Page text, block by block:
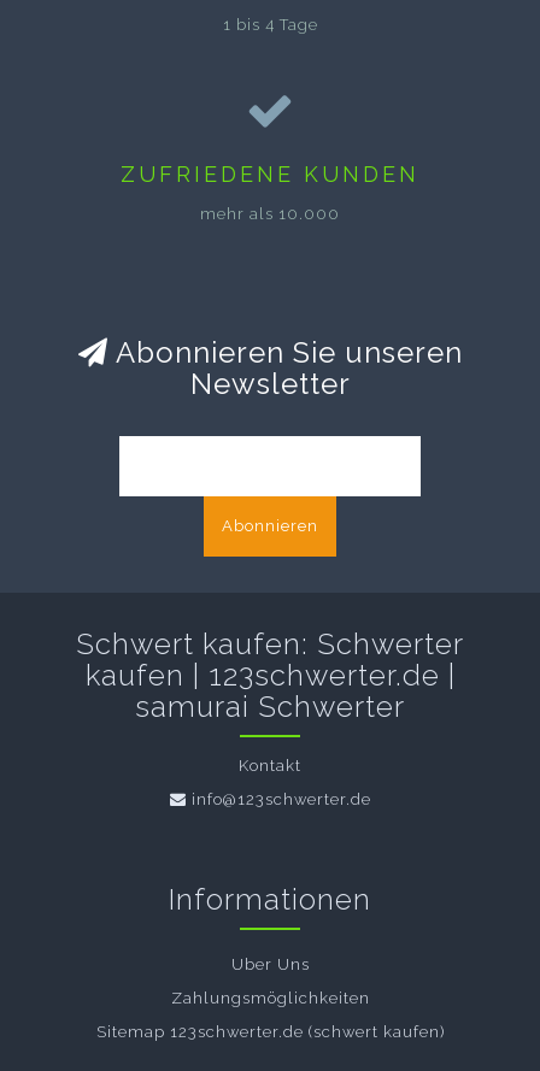
1 bis 4 Tage
ZUFRIEDENE KUNDEN
mehr als 10.000
Abonnieren Sie unseren
Newsletter
Abonnieren
Schwert kaufen: Schwerter
kaufen | 123schwerter.de |
samurai Schwerter
Kontakt
info@123schwerter.de
Informationen
Uber Uns
Zahlungsmöglichkeiten
Sitemap 123schwerter.de (schwert kaufen)